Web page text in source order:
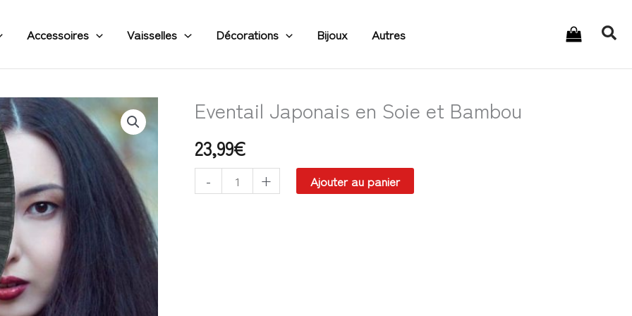
Accessoires Vaisselles Décorations Bijoux Autres
Eventail Japonais en Soie et Bambou
23,99€
-
quantité
Eventail
Japonais
en
+ Ajouter au panier